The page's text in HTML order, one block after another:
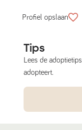
Profiel opslaan
Tips
Lees de
adopteert.